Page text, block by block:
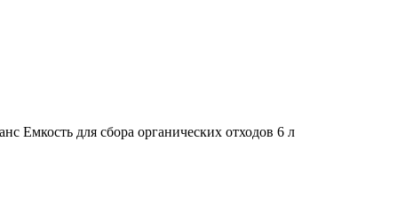
Емкость для сбора органических отходов 6 л